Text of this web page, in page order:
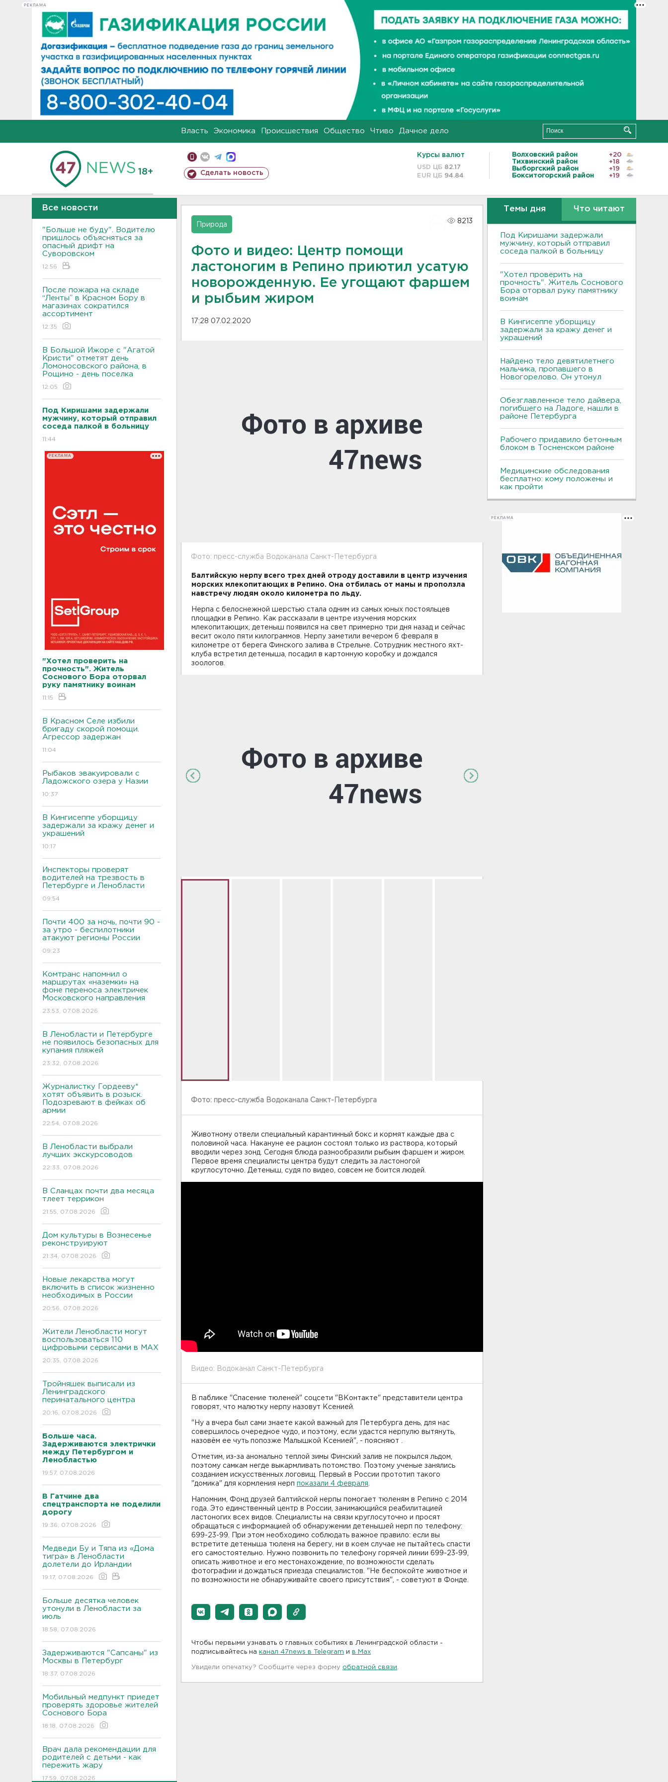
РЕКЛАМА
Власть Экономика Происшествия Общество Чтиво Дачное дело
18+ Сделать новость
Курсы валют
USD ЦБ 82.17
EUR ЦБ 94.84
Волховский район
+20
Тихвинский район
+18
Выборгский район
+19
Бокситогорский район
+19
Все новости
"Больше не буду". Водителю
пришлось объясняться за
опасный дрифт на
Суворовском
12:56
После пожара на складе
“Ленты” в Красном Бору в
магазинах сократился
ассортимент
12:35
В Большой Ижоре с "Агатой
Кристи" отметят день
Ломоносовского района, в
Рощино - день поселка
12:05
Под Киришами задержали
мужчину, который отправил
соседа палкой в больницу
11:44
РЕКЛАМА
"Хотел проверить на
прочность". Житель
Соснового Бора оторвал
руку памятнику воинам
11:15
В Красном Селе избили
бригаду скорой помощи.
Агрессор задержан
11:04
Рыбаков эвакуировали с
Ладожского озера у Назии
10:37
В Кингисеппе уборщицу
задержали за кражу денег и
украшений
10:17
Инспекторы проверят
водителей на трезвость в
Петербурге и Ленобласти
09:54
Почти 400 за ночь, почти 90 -
за утро - беспилотники
атакуют регионы России
09:23
Комтранс напомнил о
маршрутах «наземки» на
фоне переноса электричек
Московского направления
23:53, 07.08.2026
В Ленобласти и Петербурге
не появилось безопасных для
купания пляжей
23:32, 07.08.2026
Журналистку Гордееву*
хотят объявить в розыск.
Подозревают в фейках об
армии
22:54, 07.08.2026
В Ленобласти выбрали
лучших экскурсоводов
22:33, 07.08.2026
В Сланцах почти два месяца
тлеет террикон
21:55, 07.08.2026
Дом культуры в Вознесенье
реконструируют
21:34, 07.08.2026
Новые лекарства могут
включить в список жизненно
необходимых в России
20:56, 07.08.2026
Жители Ленобласти могут
воспользоваться 110
цифровыми сервисами в МАХ
20:35, 07.08.2026
Тройняшек выписали из
Ленинградского
перинатального центра
20:16, 07.08.2026
Больше часа.
Задерживаются электрички
между Петербургом и
Ленобластью
19:57, 07.08.2026
В Гатчине два
спецтранспорта не поделили
дорогу
19:36, 07.08.2026
Медведи Бу и Тяпа из «Дома
тигра» в Ленобласти
долетели до Ирландии
19:17, 07.08.2026
Больше десятка человек
утонули в Ленобласти за
июль
18:58, 07.08.2026
Задерживаются "Сапсаны" из
Москвы в Петербург
18:37, 07.08.2026
Мобильный медпункт приедет
проверять здоровье жителей
Соснового Бора
18:18, 07.08.2026
Врач дала рекомендации для
родителей с детьми - как
пережить жару
17:59, 07.08.2026
Природа
8213
Фото и видео: Центр помощи
ластоногим в Репино приютил усатую
новорожденную. Ее угощают фаршем
и рыбьим жиром
17:28 07.02.2020
Фото: пресс-служба Водоканала Санкт-Петербурга
Балтийскую нерпу всего трех дней отроду доставили в центр изучения
морских млекопитающих в Репино. Она отбилась от мамы и проползла
навстречу людям около километра по льду.
Нерпа с белоснежной шерстью стала одним из самых юных постояльцев
площадки в Репино. Как рассказали в центре изучения морских
млекопитающих, детеныш появился на свет примерно три дня назад и сейчас
весит около пяти килограммов. Нерпу заметили вечером 6 февраля в
километре от берега Финского залива в Стрельне. Сотрудник местного яхт-
клуба встретил детеныша, посадил в картонную коробку и дождался
зоологов.
Фото: пресс-служба Водоканала Санкт-Петербурга
Животному отвели специальный карантинный бокс и кормят каждые два с
половиной часа. Накануне ее рацион состоял только из раствора, который
вводили через зонд. Сегодня блюда разнообразили рыбьим фаршем и жиром.
Первое время специалисты центра будут следить за ластоногой
круглосуточно. Детеныш, судя по видео, совсем не боится людей.
Видео: Водоканал Санкт-Петербурга
В паблике "Спасение тюленей" соцсети "ВКонтакте" представители центра
говорят, что малютку нерпу назовут Ксенией.
"Ну а вчера был сами знаете какой важный для Петербурга день, для нас
совершилось очередное чудо, и поэтому, если удастся нерпулю вытянуть,
назовём ее чуть попозже Малышкой Ксенией", - поясняют .
Отметим, из-за аномально теплой зимы Финский залив не покрылся льдом,
поэтому самкам негде выкармливать потомство. Поэтому ученые занялись
созданием искусственных логовищ. Первый в России прототип такого
"домика" для кормления нерп показали 4 февраля
Напомним, Фонд друзей балтийской нерпы помогает тюленям в Репино с 2014
года. Это единственный центр в России, занимающийся реабилитацией
ластоногих всех видов. Специалисты на связи круглосуточно и просят
обращаться с информацией об обнаружении детенышей нерп по телефону:
699-23-99. При этом необходимо соблюдать важное правило: если вы
встретите детеныша тюленя на берегу, ни в коем случае не пытайтесь спасти
его самостоятельно. Нужно позвонить по телефону горячей линии 699-23-99,
описать животное и его местонахождение, по возможности сделать
фотографии и дождаться приезда специалистов. "Не беспокойте животное и
по возможности не обнаруживайте своего присутствия", - советуют в Фонде.
Чтобы первыми узнавать о главных событиях в Ленинградской области -
подписывайтесь на канал 47news в Telegram и в Maх
Увидели опечатку? Сообщите через форму обратной связи
Темы дня Что читают
Под Киришами задержали
мужчину, который отправил
соседа палкой в больницу
"Хотел проверить на
прочность". Житель Соснового
Бора оторвал руку памятнику
воинам
В Кингисеппе уборщицу
задержали за кражу денег и
украшений
Найдено тело девятилетнего
мальчика, пропавшего в
Новогорелово. Он утонул
Обезглавленное тело дайвера,
погибшего на Ладоге, нашли в
районе Петербурга
Рабочего придавило бетонным
блоком в Тосненском районе
Медицинские обследования
бесплатно: кому положены и
как пройти
РЕКЛАМА